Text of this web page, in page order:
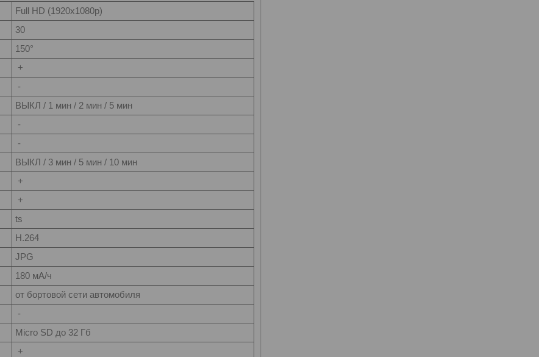
Full HD (1920х1080р)
30
150°
+
-
ВЫКЛ / 1 мин / 2 мин / 5 мин
-
-
ВЫКЛ / 3 мин / 5 мин / 10 мин
+
+
ts
H.264
JPG
180 мА/ч
от бортовой сети автомобиля
-
Мicro SD до 32 Гб
+